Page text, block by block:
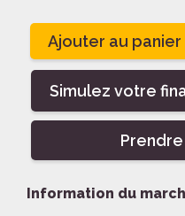
Ajouter au panier
Simulez votre
Information du